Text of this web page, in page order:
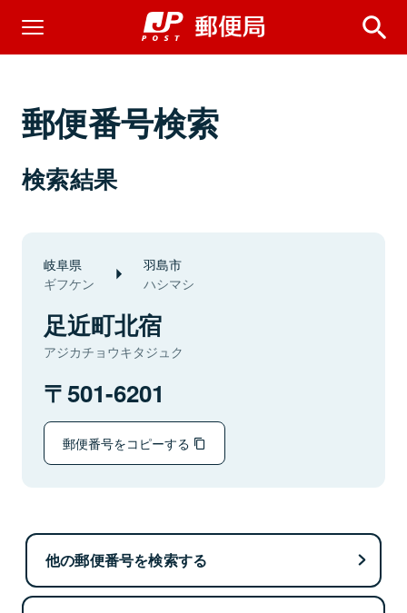
郵便番号検索
検索結果
岐阜県
ギフケン
羽島市
ハシマシ
足近町北宿
アジカチョウキタジュク
501-6201
郵便番号をコピーする
他の郵便番号を検索する